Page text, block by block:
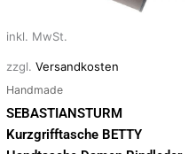
inkl. MwSt.
zzgl. Versandkosten
Handmade
SEBASTIANSTURM
Kurzgrifftasche BETTY
der
gewählt
werden